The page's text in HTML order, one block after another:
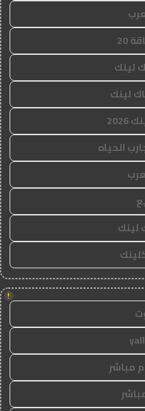
20
لينك
لينك
الحياه
لينك
!
مباشر